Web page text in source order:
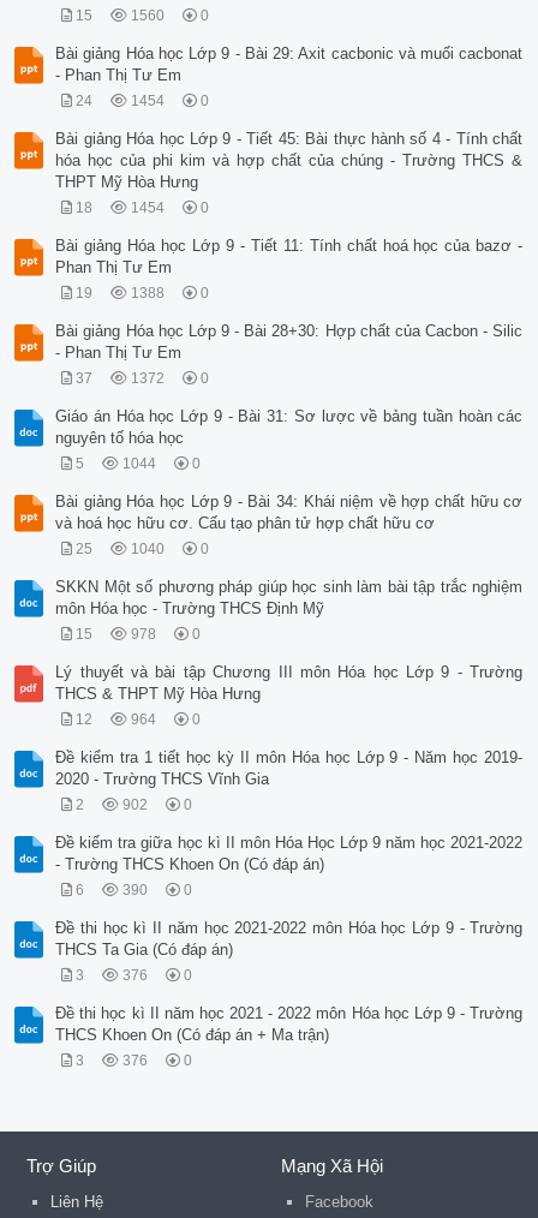
15 1560 0
Bài giảng Hóa học Lớp 9 - Bài 29: Axit cacbonic và muối cacbonat
- Phan Thị Tư Em
24 1454 0
Bài giảng Hóa học Lớp 9 - Tiết 45: Bài thực hành số 4 - Tính chất
hóa học của phi kim và hợp chất của chúng - Trường THCS &
THPT Mỹ Hòa Hưng
18 1454 0
Bài giảng Hóa học Lớp 9 - Tiết 11: Tính chất hoá học của bazơ -
Phan Thị Tư Em
19 1388 0
Bài giảng Hóa học Lớp 9 - Bài 28+30: Hợp chất của Cacbon - Silic
- Phan Thị Tư Em
37 1372 0
Giáo án Hóa học Lớp 9 - Bài 31: Sơ lược về bảng tuần hoàn các
nguyên tố hóa học
5 1044 0
Bài giảng Hóa học Lớp 9 - Bài 34: Khái niệm về hợp chất hữu cơ
và hoá học hữu cơ. Cấu tạo phân tử hợp chất hữu cơ
25 1040 0
SKKN Một số phương pháp giúp học sinh làm bài tập trắc nghiệm
môn Hóa học - Trường THCS Định Mỹ
15 978 0
Lý thuyết và bài tập Chương III môn Hóa học Lớp 9 - Trường
THCS & THPT Mỹ Hòa Hưng
12 964 0
Đề kiểm tra 1 tiết học kỳ II môn Hóa học Lớp 9 - Năm học 2019-
2020 - Trường THCS Vĩnh Gia
2 902 0
Đề kiểm tra giữa học kì II môn Hóa Học Lớp 9 năm học 2021-2022
- Trường THCS Khoen On (Có đáp án)
6 390 0
Đề thi học kì II năm học 2021-2022 môn Hóa học Lớp 9 - Trường
THCS Ta Gia (Có đáp án)
3 376 0
Đề thi học kì II năm học 2021 - 2022 môn Hóa học Lớp 9 - Trường
THCS Khoen On (Có đáp án + Ma trận)
3 376 0
Trợ Giúp
Liên Hệ
Mạng Xã Hội
Facebook